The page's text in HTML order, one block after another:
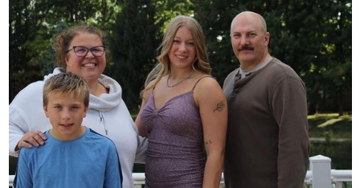
&
Erfahrungen
Preise
Gastfamilie
werden